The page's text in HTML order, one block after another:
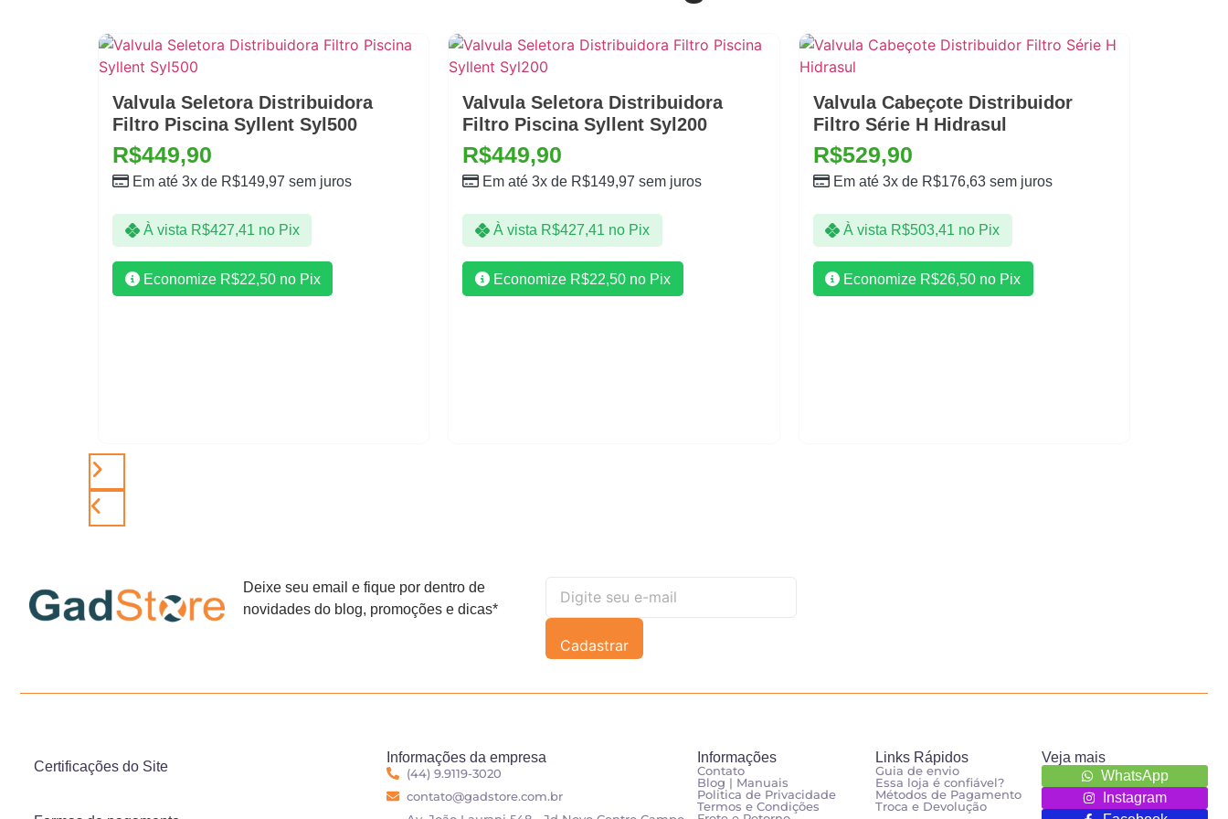
Valvula Seletora Distribuidora
Filtro Piscina Syllent Syl500
R$449,90
Em até 3x de R$149,97 sem juros
À vista R$427,41 no Pix
Economize R$22,50no Pix
Valvula Seletora Distribuidora
Filtro Piscina Syllent Syl200
R$449,90
Em até 3x de R$149,97 sem juros
À vista R$427,41 no Pix
Economize R$22,50no Pix
Valvula Cabeçote Distribuidor
Filtro Série H Hidrasul
R$529,90
Em até 3x de R$176,63sem juros
À vista R$503,41 no Pix
Economize R$26,50 no Pix
Deixe seu email e fique por dentro de
novidades do blog, promoções e dicas*
Cadastrar
Certificações do Site
Informações da empresa
(44) 9.9119-3020
contato@gadstore.com.br
Informações
Contato
Blog | Manuais
Politica de Privacidade
Termos e Condições
Links Rápidos
Guia de envio
Essa loja é confiável?
Métodos de Pagamento
Troca e Devolução
Veja mais
WhatsApp
Instagram